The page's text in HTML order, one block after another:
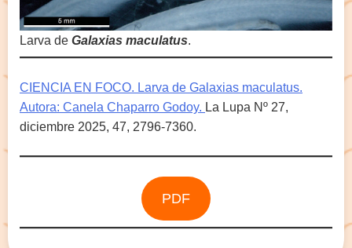
Larva de Galaxias maculatus.
CIENCIA EN FOCO. Larva de Galaxias maculatus.
Autora: Canela Chaparro Godoy. La Lupa Nº 27,
diciembre 2025, 47, 2796-7360.
PDF